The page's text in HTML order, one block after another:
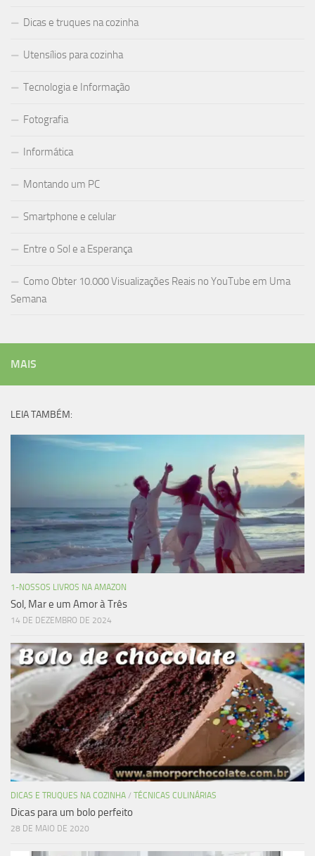
Dicas e truques na cozinha
Utensílios para cozinha
Tecnologia e Informação
Fotografia
Informática
Montando um PC
Smartphone e celular
Entre o Sol e a Esperança
Como Obter 10.000 Visualizações Reais no YouTube em Uma
Semana
MAIS
LEIA TAMBÉM:
1-NOSSOS LIVROS NA AMAZON
Sol, Mar e um Amor à Três
14 DE DEZEMBRO DE 2024
DICAS E TRUQUES NA COZINHA / TÉCNICAS CULINÁRIAS
Dicas para um bolo perfeito
28 DE MAIO DE 2020